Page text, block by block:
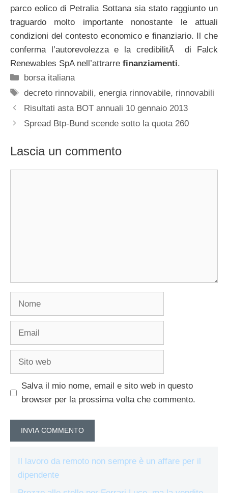
parco eolico di Petralia Sottana sia stato raggiunto un
traguardo molto importante nonostante le attuali
condizioni del contesto economico e finanziario. Il che
conferma l’autorevolezza e la credibilitÃ di Falck
Renewables SpA nell’attrarre finanziamenti.
Categorie
borsa italiana
Tag
decreto rinnovabili,energia rinnovabile, rinnovabili
Risultati asta BOT annuali 10 gennaio 2013
Spread Btp-Bund scende sotto la quota 260
Lascia un commento
Nome
Email
Sito
Salva il mio nome, email e sito web in questo
browser per la prossima volta che commento.
Il lavoro da remoto non sempre è un affare per il
dipendente